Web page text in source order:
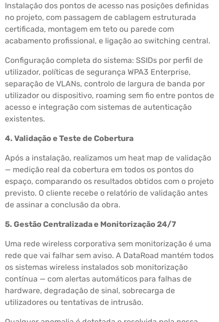
Instalação dos pontos de acesso nas posições definidas
no projeto, com passagem de cablagem estruturada
certificada, montagem em teto ou parede com
acabamento profissional, e ligação ao switching central.
Configuração completa do sistema: SSIDs por perfil de
utilizador, políticas de segurança WPA3 Enterprise,
separação de VLANs, controlo de largura de banda por
utilizador ou dispositivo, roaming sem fio entre pontos de
acesso e integração com sistemas de autenticação
existentes.
4. Validação e Teste de Cobertura
Após a instalação, realizamos um heat map de validação
— medição real da cobertura em todos os pontos do
espaço, comparando os resultados obtidos com o projeto
previsto. O cliente recebe o relatório de validação antes
de assinar a conclusão da obra.
5. Gestão Centralizada e Monitorização 24/7
Uma rede wireless corporativa sem monitorização é uma
rede que vai falhar sem aviso. A DataRoad mantém todos
os sistemas wireless instalados sob monitorização
contínua — com alertas automáticos para falhas de
hardware, degradação de sinal, sobrecarga de
utilizadores ou tentativas de intrusão.